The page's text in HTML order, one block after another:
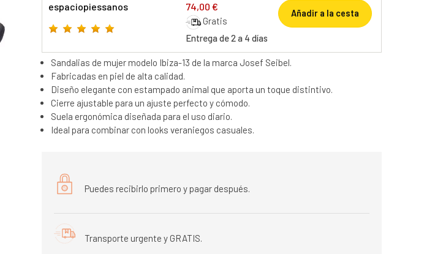
espaciopiessanos 74,00 €
Gratis
Entrega de 2 a 4 días
Añadir a la cesta
Sandalias de mujer modelo Ibiza-13 de la marca Josef Seibel.
Fabricadas en piel de alta calidad.
Diseño elegante con estampado animal que aporta un toque distintivo.
Cierre ajustable para un ajuste perfecto y cómodo.
Suela ergonómica diseñada para el uso diario.
Ideal para combinar con looks veraniegos casuales.
Puedes recibirlo primero y pagar después.
Transporte urgente y GRATIS.